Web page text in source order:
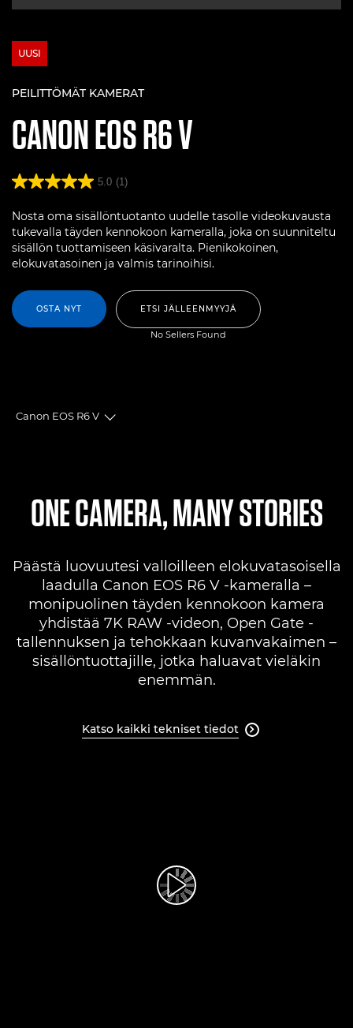
UUSI
PEILITTÖMÄT KAMERAT
CANONEOS R6 V
5.0 (1)
Nosta oma sisällöntuotanto uudelle tasolle videokuvausta
tukevalla täyden kennokoon kameralla, joka on suunniteltu
sisällön tuottamiseen käsivaralta. Pienikokoinen,
elokuvatasoinen ja valmis tarinoihisi.
OSTA NYT ETSI JÄLLEENMYYJÄ
No Sellers Found
Canon EOS R6 V
Toggle breadcrumbs
Tuki
ETSI JÄLLEENMYYJÄ
No Sellers Found
ONE CAMERA, MANY STORIES
Päästä luovuutesi valloilleen elokuvatasoisella
laadulla Canon EOS R6 V -kameralla –
monipuolinen täyden kennokoon kamera
yhdistää 7K RAW -videon, Open Gate -
tallennuksen ja tehokkaan kuvanvakaimen –
sisällöntuottajille, jotka haluavat vieläkin
enemmän.
Katso kaikki tekniset tiedot 
Toista video